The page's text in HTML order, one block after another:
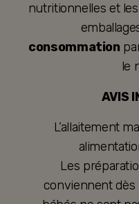
nutritionnelles et
consommation
le
AVIS
L’allaitement
Les
conviennent dès